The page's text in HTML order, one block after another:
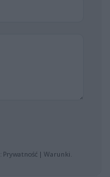
Prywatność | Warunki